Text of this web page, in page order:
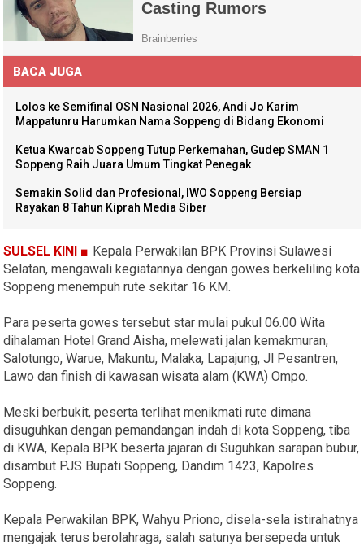
BACA JUGA
Lolos ke Semifinal OSN Nasional 2026, Andi Jo Karim
Mappatunru Harumkan Nama Soppeng di Bidang Ekonomi
Ketua Kwarcab Soppeng Tutup Perkemahan, Gudep SMAN 1
Soppeng Raih Juara Umum Tingkat Penegak
Semakin Solid dan Profesional, IWO Soppeng Bersiap
Rayakan 8 Tahun Kiprah Media Siber
SULSEL KINI ■ Kepala Perwakilan BPK Provinsi Sulawesi
Selatan, mengawali kegiatannya dengan gowes berkeliling kota
Soppeng menempuh rute sekitar 16 KM.
Para peserta gowes tersebut star mulai pukul 06.00 Wita
dihalaman Hotel Grand Aisha, melewati jalan kemakmuran,
Salotungo, Warue, Makuntu, Malaka, Lapajung, Jl Pesantren,
Lawo dan finish di kawasan wisata alam (KWA) Ompo.
Meski berbukit, peserta terlihat menikmati rute dimana
disuguhkan dengan pemandangan indah di kota Soppeng, tiba
di KWA, Kepala BPK beserta jajaran di Suguhkan sarapan bubur,
disambut PJS Bupati Soppeng, Dandim 1423, Kapolres
Soppeng.
Kepala Perwakilan BPK, Wahyu Priono, disela-sela istirahatnya
mengajak terus berolahraga, salah satunya bersepeda untuk